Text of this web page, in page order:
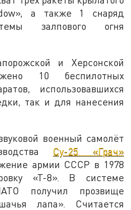
а также 1 снаряд
залпового огня
и Херсонской
10 беспилотных
использовавшихся
так и для нанесения
военный самолёт
Су-25 «Грач»
армии СССР в 1978
«Т-8». В системе
получил прозвище
лапа». Считается